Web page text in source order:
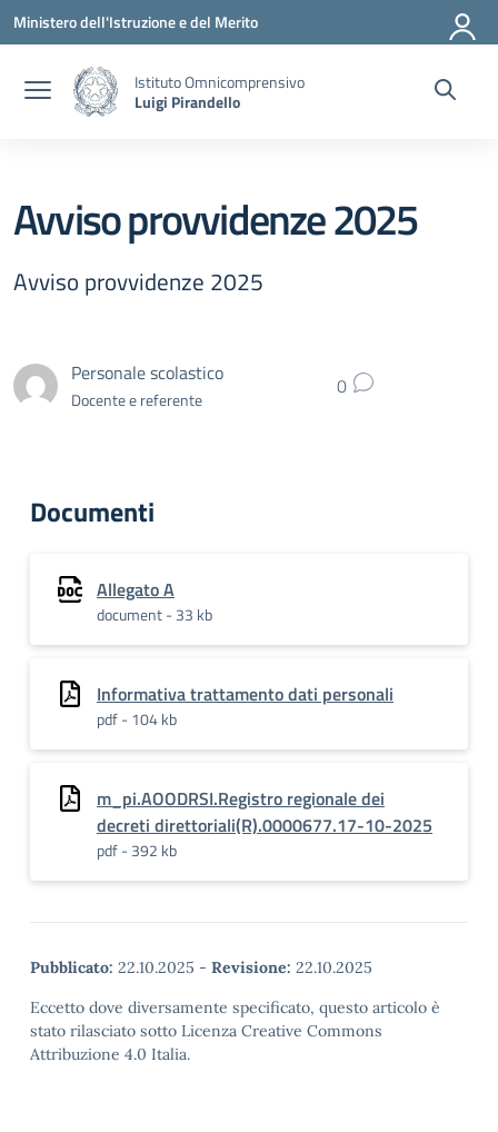
Vai ai contenuti
Vai al menu di navigazione
Vai al footer
Ministero dell'Istruzione e del Merito
Istituto Omnicomprensivo
Luigi Pirandello
Avviso provvidenze 2025
Avviso provvidenze 2025
Personale scolastico
Docente e referente 0
Documenti
Allegato A
document - 33 kb
Informativa trattamento dati personali
pdf - 104 kb
m_pi.AOODRSI.Registro regionale dei
decreti direttoriali(R).0000677.17-10-2025
pdf - 392 kb
Pubblicato: 22.10.2025 - Revisione: 22.10.2025
Eccetto dove diversamente specificato, questo articolo è
stato rilasciato sotto Licenza Creative Commons
Attribuzione 4.0 Italia.